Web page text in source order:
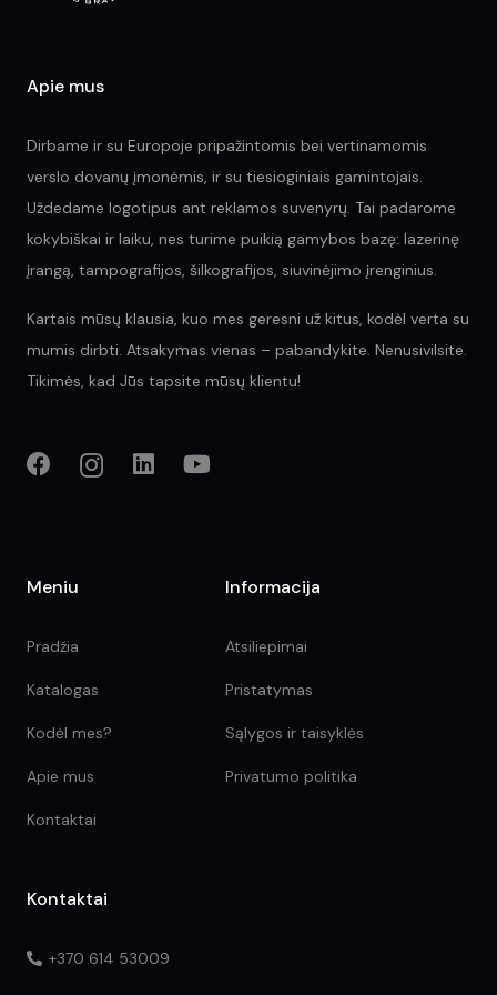
Apie mus
Dirbame ir su Europoje pripažintomis bei vertinamomis
verslo dovanų įmonėmis, ir su tiesioginiais gamintojais.
Uždedame logotipus ant reklamos suvenyrų. Tai padarome
kokybiškai ir laiku, nes turime puikią gamybos bazę: lazerinę
įrangą, tampografijos, šilkografijos, siuvinėjimo įrenginius.
Kartais mūsų klausia, kuo mes geresni už kitus, kodėl verta su
mumis dirbti. Atsakymas vienas – pabandykite. Nenusivilsite.
Tikimės, kad Jūs tapsite mūsų klientu!
Meniu
Pradžia
Katalogas
Kodėl mes?
Apie mus
Kontaktai
Informacija
Atsiliepimai
Pristatymas
Sąlygos ir taisyklės
Privatumo politika
Kontaktai
+370 614 53009